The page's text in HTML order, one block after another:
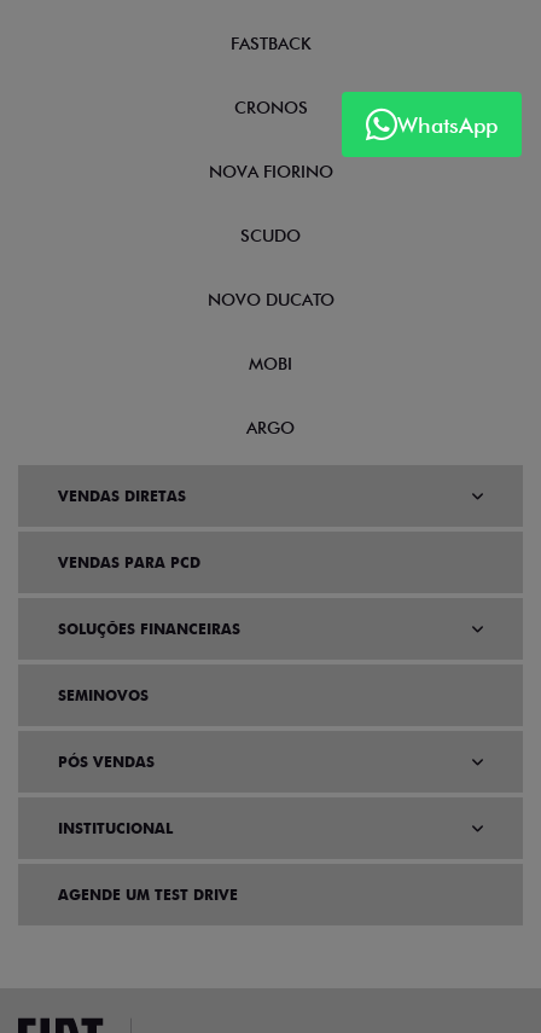
WhatsApp
FASTBACK
CRONOS
NOVA FIORINO
SCUDO
NOVO DUCATO
MOBI
ARGO
VENDAS DIRETAS
VENDAS PARA PCD
SOLUÇÕES FINANCEIRAS
SEMINOVOS
PÓS VENDAS
INSTITUCIONAL
AGENDE UM TEST DRIVE